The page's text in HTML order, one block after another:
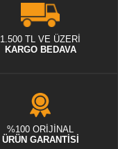
1.500 TL VE ÜZERİ
KARGO BEDAVA
%100 ORİJİNAL
ÜRÜN GARANTİSİ